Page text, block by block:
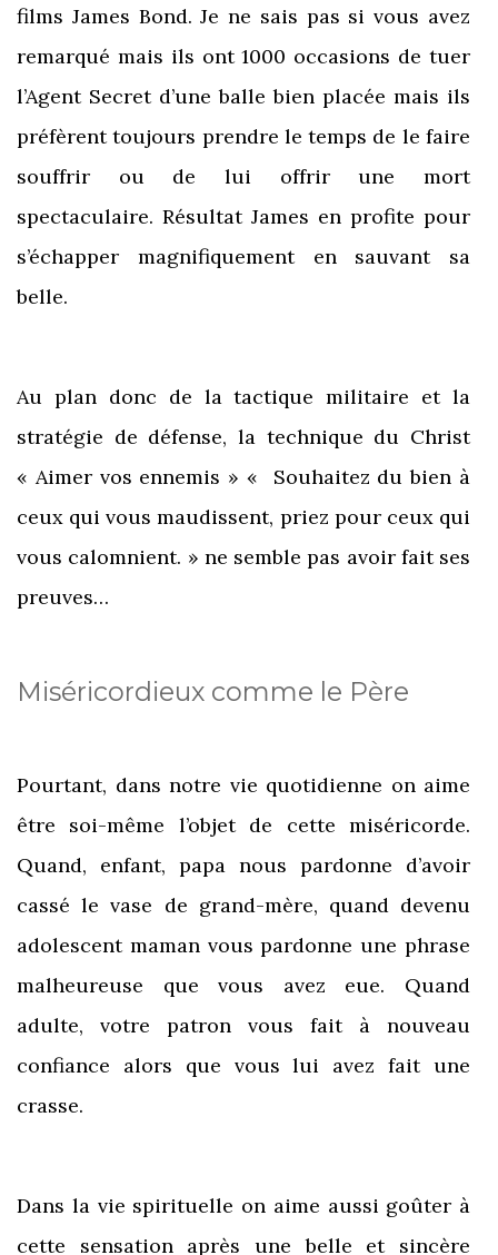
films James Bond. Je ne sais pas si vous avez
remarqué mais ils ont 1000 occasions de tuer
l’Agent Secret d’une balle bien placée mais ils
préfèrent toujours prendre le temps de le faire
souffrir ou de lui offrir une mort
spectaculaire. Résultat James en profite pour
s’échapper magnifiquement en sauvant sa
belle.
Au plan donc de la tactique militaire et la
stratégie de défense, la technique du Christ
« Aimer vos ennemis » « Souhaitez du bien à
ceux qui vous maudissent, priez pour ceux qui
vous calomnient. » ne semble pas avoir fait ses
preuves…
Miséricordieux comme le Père
Pourtant, dans notre vie quotidienne on aime
être soi-même l’objet de cette miséricorde.
Quand, enfant, papa nous pardonne d’avoir
cassé le vase de grand-mère, quand devenu
adolescent maman vous pardonne une phrase
malheureuse que vous avez eue. Quand
adulte, votre patron vous fait à nouveau
confiance alors que vous lui avez fait une
crasse.
Dans la vie spirituelle on aime aussi goûter à
cette sensation après une belle et sincère